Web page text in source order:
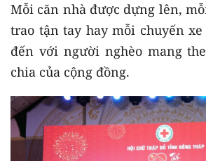
Mỗi căn nhà được dựng lên,
trao tận tay hay mỗi chuyến
đến với người nghèo mang
chia của cộng đồng.